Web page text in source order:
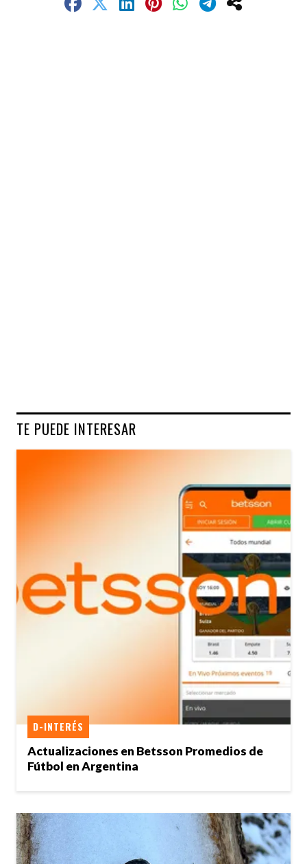
TE PUEDE INTERESAR
Actualizaciones en Betsson Promedios de
Fútbol en Argentina
D-INTERÉS